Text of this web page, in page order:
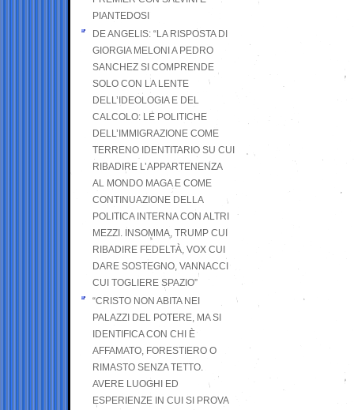
PIANTEDOSI
DE ANGELIS: “LA RISPOSTA DI
GIORGIA MELONI A PEDRO
SANCHEZ SI COMPRENDE
SOLO CON LA LENTE
DELL’IDEOLOGIA E DEL
CALCOLO: LE POLITICHE
DELL’IMMIGRAZIONE COME
TERRENO IDENTITARIO SU CUI
RIBADIRE L’APPARTENENZA
AL MONDO MAGA E COME
CONTINUAZIONE DELLA
POLITICA INTERNA CON ALTRI
MEZZI. INSOMMA, TRUMP CUI
RIBADIRE FEDELTÀ, VOX CUI
DARE SOSTEGNO, VANNACCI
CUI TOGLIERE SPAZIO”
“CRISTO NON ABITA NEI
PALAZZI DEL POTERE, MA SI
IDENTIFICA CON CHI È
AFFAMATO, FORESTIERO O
RIMASTO SENZA TETTO.
AVERE LUOGHI ED
ESPERIENZE IN CUI SI PROVA